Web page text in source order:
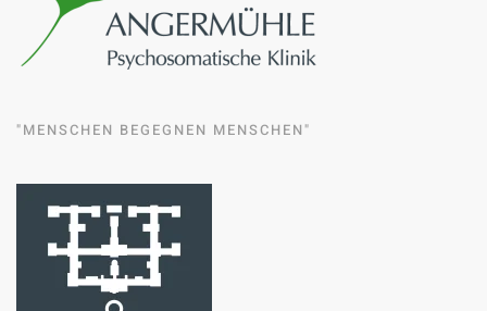
"MENSCHEN BEGEGNEN MENSCHEN"